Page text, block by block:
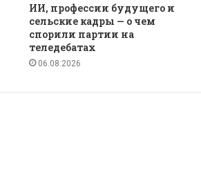
ИИ, профессии будущего и
сельские кадры — о чем
спорили партии на
теледебатах
06.08.2026